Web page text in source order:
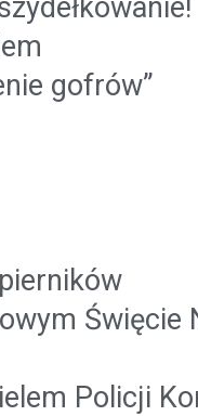
gofrów”
Święcie
Policji